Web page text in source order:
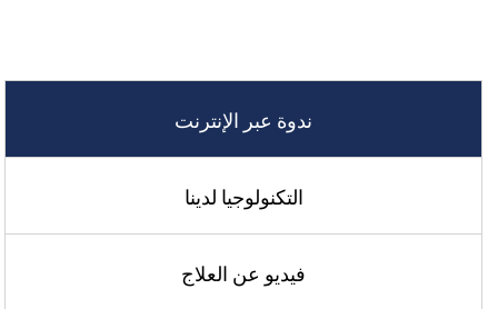
ندوة عبر الإنترنت
التكنولوجيا لدينا
فيديو عن العلاج